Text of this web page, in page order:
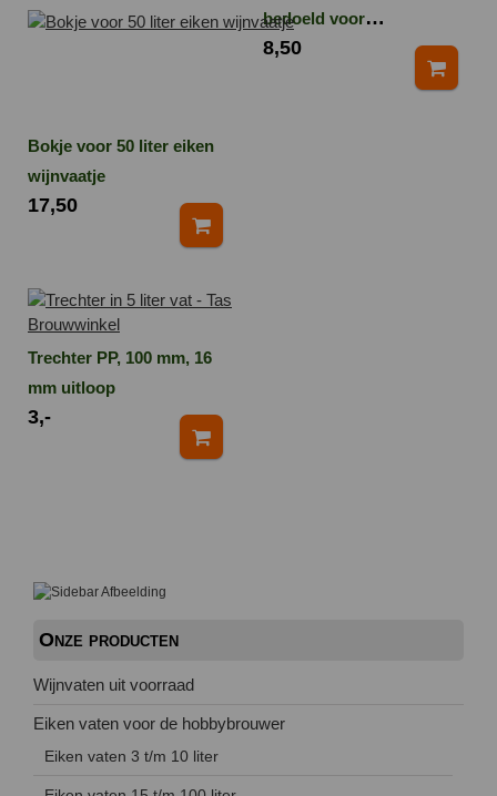
Bokje voor 50 liter eiken
wijnvaatje
17,50
bedoeld voor
wijnvaatjes van 15 t/m
8,50
Trechter PP, 100 mm, 16
mm uitloop
3,-
Onze producten
Wijnvaten uit voorraad
Eiken vaten voor de hobbybrouwer
Eiken vaten 3 t/m 10 liter